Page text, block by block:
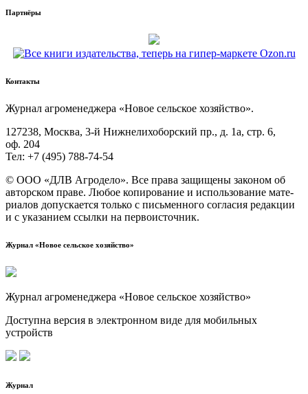
Партнёры
Контакты
Жур­нал агро­ме­не­дже­ра «Новое сель­ское хозяйство».
127238, Москва, 3‑й Ниж­не­ли­хо­бор­ский пр., д. 1а, стр. 6,
оф. 204
Тел: +7 (495) 788‑74‑54
© ООО «ДЛВ Агро­де­ло». Все пра­ва защи­ще­ны зако­ном об
автор­ском пра­ве. Любое копи­ро­ва­ние и исполь­зо­ва­ние мате­
ри­а­лов допус­ка­ет­ся толь­ко с пись­мен­но­го согла­сия редак­ции
и с ука­за­ни­ем ссыл­ки на первоисточник.
Журнал «Новое сельское хозяйство»
Журнал агроменеджера «Новое сельское хозяйство»
Доступна версия в электронном виде для мобильных
устройств
Журнал